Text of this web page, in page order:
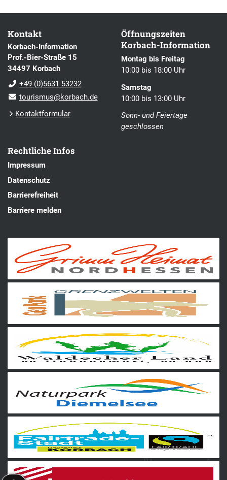
Kontakt
Korbach-Information
Prof.-Bier-Straße 15
34497 Korbach
+49 (0)5631 53232
tourismus@korbach.de
Kontaktformular
Öffnungszeiten
Korbach-Information
Montag bis Freitag
10:00 bis 18:00 Uhr
Samstag
10:00 bis 13:00 Uhr
Sonn- und Feiertage
geschlossen
Rechtliche Infos
Impressum
Datenschutz
Barrierefreiheit
Barriere melden